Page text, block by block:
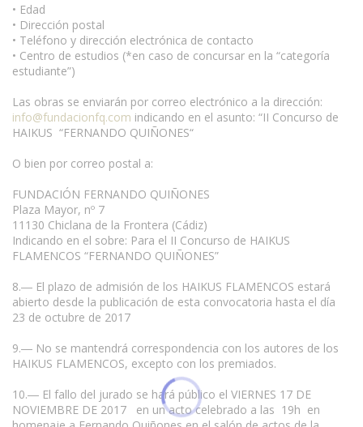
• Edad
• Dirección postal
• Teléfono y dirección electrónica de contacto
• Centro de estudios (*en caso de concursar en la “categoría
estudiante”)
Las obras se enviarán por correo electrónico a la dirección:
info@fundacionfq.com indicando en el asunto: “II Concurso de
HAIKUS “FERNANDO QUIÑONES“
O bien por correo postal a:
FUNDACIÓN FERNANDO QUIÑONES
Plaza Mayor, nº 7
11130 Chiclana de la Frontera (Cádiz)
Indicando en el sobre: Para el II Concurso de HAIKUS
FLAMENCOS “FERNANDO QUIÑONES”
8.― El plazo de admisión de los HAIKUS FLAMENCOS estará
abierto desde la publicación de esta convocatoria hasta el día
23 de octubre de 2017
9.― No se mantendrá correspondencia con los autores de los
HAIKUS FLAMENCOS, excepto con los premiados.
10.― El fallo del jurado se hará público el VIERNES 17 DE
NOVIEMBRE DE 2017 en un acto celebrado a las 19h en